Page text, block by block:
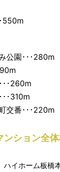
550m
公園･･･280m
･･260m
･310m
交番･･･220m
ンション全
ハイホーム板橋